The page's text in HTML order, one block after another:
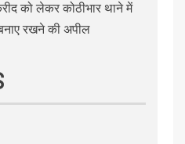
को लेकर कोठीभार थाने में
रखने की अपील